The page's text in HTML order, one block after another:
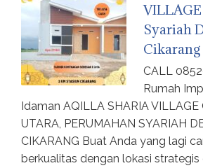
Syariah
Cikarang
CALL
Rumah
Idaman AQILLA SHARIA VILLAGE
UTARA, PERUMAHAN SYARIAH
CIKARANG Buat Anda yang lagi
berkualitas dengan lokasi strategis